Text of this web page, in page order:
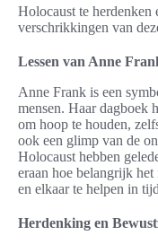
Holocaust te herdenken
verschrikkingen van
Lessen van Anne
Anne Frank is een
mensen. Haar dagboek
om hoop te houden,
ook een glimp van de
Holocaust hebben
eraan hoe belangrijk het
en elkaar te helpen in
Herdenking en